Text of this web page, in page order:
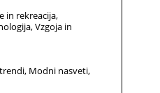
in rekreacija
Vzgoja in
Modni nasveti